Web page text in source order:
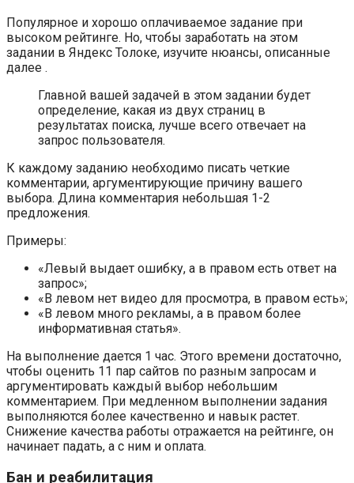
Популярное и хорошо оплачиваемое задание при
высоком рейтинге. Но, чтобы заработать на этом
задании в Яндекс Толоке, изучите нюансы, описанные
далее .
Главной вашей задачей в этом задании будет
определение, какая из двух страниц в
результатах поиска, лучше всего отвечает на
запрос пользователя.
К каждому заданию необходимо писать четкие
комментарии, аргументирующие причину вашего
выбора. Длина комментария небольшая 1-2
предложения.
Примеры:
«Левый выдает ошибку, а в правом есть ответ на
запрос»;
«В левом нет видео для просмотра, в правом есть»;
«В левом много рекламы, а в правом более
информативная статья».
На выполнение дается 1 час. Этого времени достаточно,
чтобы оценить 11 пар сайтов по разным запросам и
аргументировать каждый выбор небольшим
комментарием. При медленном выполнении задания
выполняются более качественно и навык растет.
Снижение качества работы отражается на рейтинге, он
начинает падать, а с ним и оплата.
Бан и реабилитация